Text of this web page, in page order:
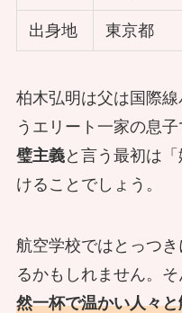
出身地 東京都
柏木弘明は父は国際
うエリート一家の息
璧主義と言う最初は
けることでしょう。
航空学校ではとっつ
るかもしれません。そ
然一杯で温かい人々